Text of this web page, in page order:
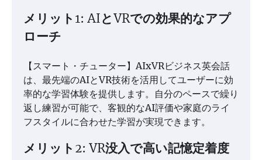
メリット1: AIとVRでの効果的なアプ
ローチ
【スマート・チューター】AIxVRビジネス英会話
は、最先端のAIとVR技術を活用してユーザーに効
率的な学習体験を提供します。自分のペースで繰り
返し練習が可能で、客観的なAI評価や家庭のライ
フスタイルに合わせた学習が実現できます。
メリット2: VR没入で高い記憶定着度